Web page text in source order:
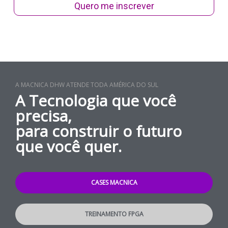
Quero me inscrever
A MACNICA DHW ATENDE TODA AMÉRICA DO SUL
A Tecnologia que você
precisa,
para construir o futuro
que você quer.
CASES MACNICA
TREINAMENTO FPGA